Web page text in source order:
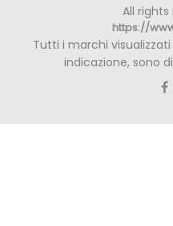
All
https://
Tutti i marchi
indicazione, sono